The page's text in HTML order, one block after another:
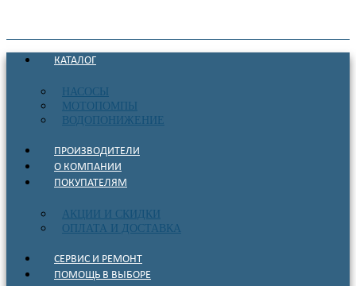
КАТАЛОГ
НАСОСЫ
МОТОПОМПЫ
ВОДОПОНИЖЕНИЕ
ПРОИЗВОДИТЕЛИ
О КОМПАНИИ
ПОКУПАТЕЛЯМ
АКЦИИ И СКИДКИ
ОПЛАТА И ДОСТАВКА
СЕРВИС И РЕМОНТ
ПОМОЩЬ В ВЫБОРЕ